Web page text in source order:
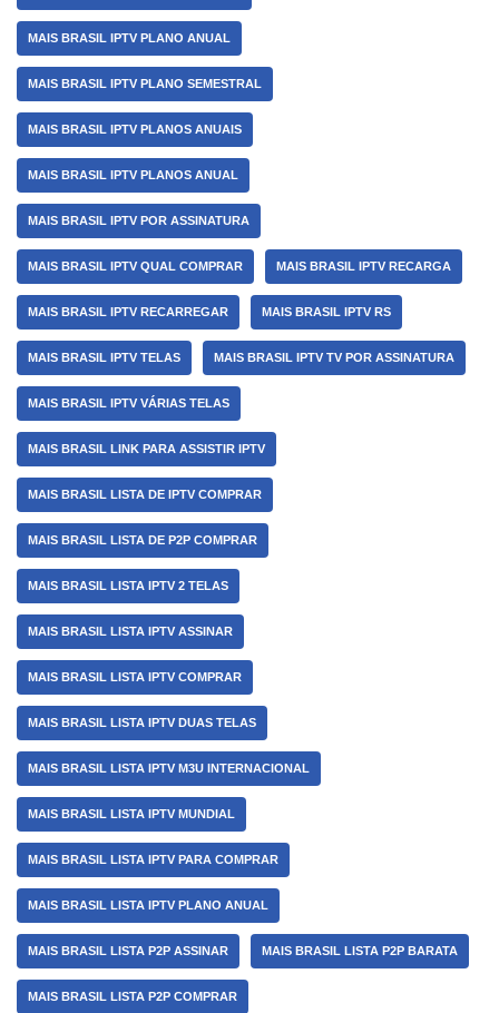
MAIS BRASIL IPTV PLANO ANUAL
MAIS BRASIL IPTV PLANO SEMESTRAL
MAIS BRASIL IPTV PLANOS ANUAIS
MAIS BRASIL IPTV PLANOS ANUAL
MAIS BRASIL IPTV POR ASSINATURA
MAIS BRASIL IPTV QUAL COMPRAR MAIS BRASIL IPTV RECARGA
MAIS BRASIL IPTV RECARREGAR MAIS BRASIL IPTV RS
MAIS BRASIL IPTV TELAS MAIS BRASIL IPTV TV POR ASSINATURA
MAIS BRASIL IPTV VÁRIAS TELAS
MAIS BRASIL LINK PARA ASSISTIR IPTV
MAIS BRASIL LISTA DE IPTV COMPRAR
MAIS BRASIL LISTA DE P2P COMPRAR
MAIS BRASIL LISTA IPTV 2 TELAS
MAIS BRASIL LISTA IPTV ASSINAR
MAIS BRASIL LISTA IPTV COMPRAR
MAIS BRASIL LISTA IPTV DUAS TELAS
MAIS BRASIL LISTA IPTV M3U INTERNACIONAL
MAIS BRASIL LISTA IPTV MUNDIAL
MAIS BRASIL LISTA IPTV PARA COMPRAR
MAIS BRASIL LISTA IPTV PLANO ANUAL
MAIS BRASIL LISTA P2P ASSINAR MAIS BRASIL LISTA P2P BARATA
MAIS BRASIL LISTA P2P COMPRAR